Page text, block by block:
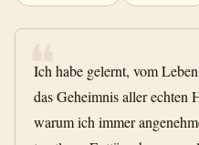
❝
Ich habe gelernt, vom
das Geheimnis aller echten
warum ich immer